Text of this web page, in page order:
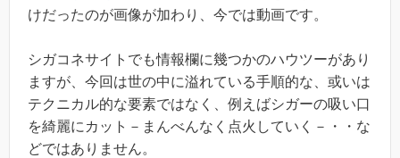
けだったのが画像が加わり、今では動画です。
シガコネサイトでも情報欄に幾つかのハウツーがあり
ますが、今回は世の中に溢れている手順的な、或いは
テクニカル的な要素ではなく、例えばシガーの吸い口
を綺麗にカット－まんべんなく点火していく－・・な
どではありません。